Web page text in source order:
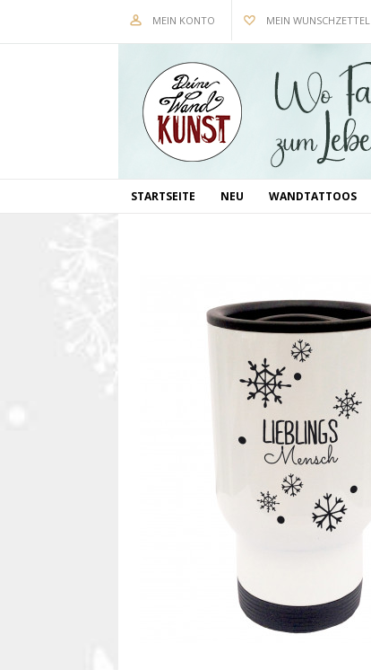
MEIN KONTO MEIN WUNSCHZETTEL
STARTSEITE NEU WANDTATTOOS